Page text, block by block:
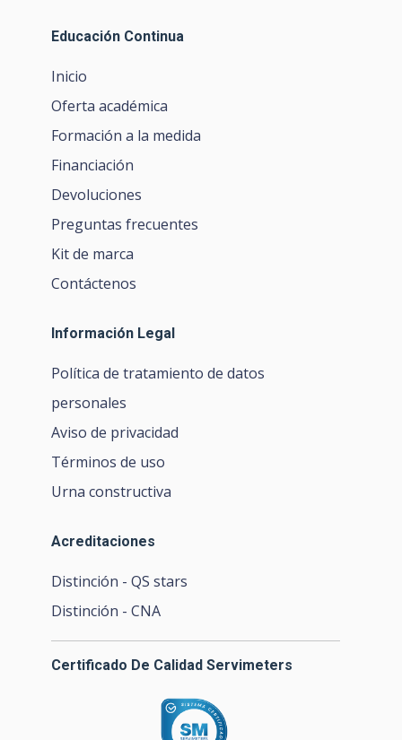
Educación Continua
Inicio
Oferta académica
Formación a la medida
Financiación
Devoluciones
Preguntas frecuentes
Kit de marca
Contáctenos
Información Legal
Política de tratamiento de datos
personales
Aviso de privacidad
Términos de uso
Urna constructiva
Acreditaciones
Distinción - QS stars
Distinción - CNA
Certificado De Calidad Servimeters